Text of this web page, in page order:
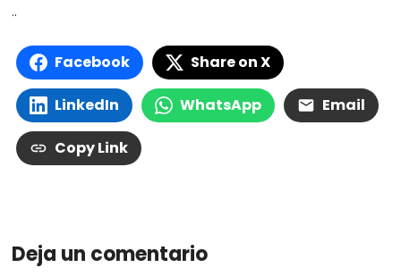
..
Facebook Share on X
LinkedIn WhatsApp Email
Copy Link
Deja un comentario